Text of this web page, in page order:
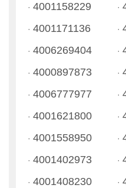
· 4001158229 ·
· 4001171136 ·
· 4006269404 ·
· 4000897873 ·
· 4006777977 ·
· 4001621800 ·
· 4001558950 ·
· 4001402973 ·
· 4001408230 ·